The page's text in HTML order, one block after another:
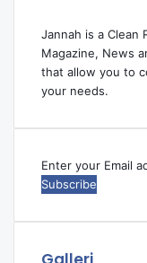
Jannah is a Clean
Magazine, News
that allow you to
your needs.
Enter
your
address